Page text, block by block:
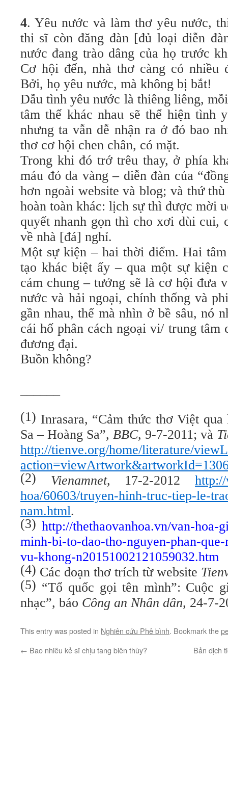
4. Yêu nước và làm thơ yêu nước,
thi sĩ còn đăng đàn [đủ loại diễn
nước đang trào dâng của họ trước
Cơ hội đến, nhà thơ càng có nhiều
Bởi, họ yêu nước, mà không bị bắt!
Dẫu tình yêu nước là thiêng liêng,
tâm thế khác nhau sẽ thể hiện tình
nhưng ta vẫn dễ nhận ra ở đó bao
thơ cơ hội chen chân, có mặt.
Trong khi đó trớ trêu thay, ở phía
máu đỏ da vàng–diễn đàn của
hơn ngoài website và blog; và thứ
hoàn toàn khác: lịch sự thì được mời
quyết nhanh gọn thì cho xơi dùi cui,
về nhà [đá] nghỉ.
Một sự kiện – hai thời điểm. Hai
tạo khác biệt ấy – qua một sự kiện
cảm chung – tưởng sẽ là cơ hội đưa
nước và hải ngoại, chính thống và
gần nhau, thế mà nhìn ở bề sâu, nó
cái hố phân cách ngoại vi/ trung tâm
đương đại.
Buồn không?
(1) Inrasara, “Cảm thức thơ Việt
Sa – Hoàng Sa”, BBC, 9-7-2011; và
http://tienve.org/home/literature/
(2) Vienamnet, 17-2-2012
hoa/60603/truyen-hinh-truc-tiep-le-
nam.html.
(3) http://thethaovanhoa.vn/van-hoa-
minh-bi-to-dao-tho-nguyen-phan-
vu-khong-n20151002121059032.htm
(4) Các đoạn thơ trích từ website
(5) “Tổ quốc gọi tên mình”: Cuộc
nhạc”, báo Công an Nhân dân, 24-7-
This entry was posted in Nghiên cứu Phê bình. Bookmark the
← Bao nhiêu kẻ sĩ chịu tang biên thùy? Bản dịch